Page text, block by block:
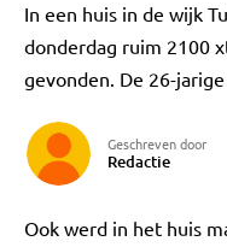
In een huis in de wijk
donderdag ruim 2100
gevonden. De 26-
Geschreven door
Redactie
Ook werd in het huis